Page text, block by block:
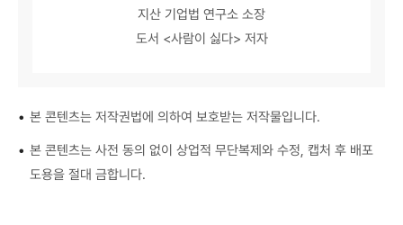
지산 기업법 연구소 소장
도서 <사람이 싫다> 저자
• 본 콘텐츠는 저작권법에 의하여 보호받는 저작물입니다.
• 본 콘텐츠는 사전 동의 없이 상업적 무단복제와 수정, 캡처 후 배포
도용을 절대 금합니다.